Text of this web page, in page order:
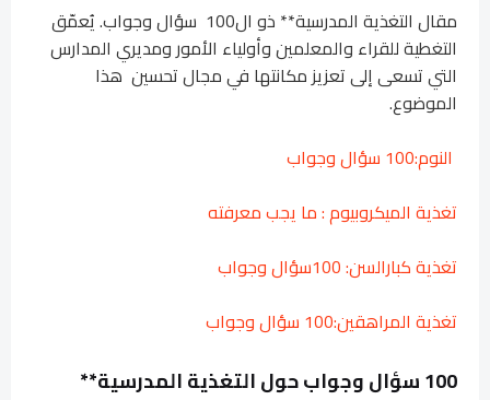
مقال التغذية المدرسية** ذو ال100 سؤال وجواب. يُعمّق
التغطية للقراء والمعلمين وأولياء الأمور ومديري المدارس
التي تسعى إلى تعزيز مكانتها في مجال تحسين هذا
الموضوع.
النوم:100 سؤال وجواب
تغذية الميكروبيوم : ما يجب معرفته
تغذية كبارالسن: 100سؤال وجواب
تغذية المراهقين:100 سؤال وجواب
100 سؤال وجواب حول التغذية المدرسية**